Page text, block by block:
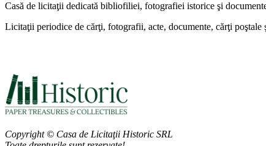
Casă de licitaţii dedicată bibliofiliei, fotografiei istorice şi
Licitaţii periodice de cărţi, fotografii, acte, documente, cărţi poştale
Copyright © Casa de Licitaţii Historic SRL